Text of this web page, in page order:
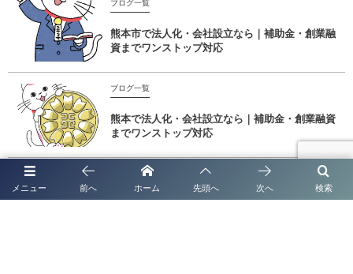
ブログ一覧
熊本市で法人化・会社設立なら｜補助金・創業融
資までワンストップ対応
ブログ一覧
熊本で法人化・会社設立なら｜補助金・創業融資
までワンストップ対応
ブログ一覧
メニュー 検索
前へ ホーム 先頭へ 次へ